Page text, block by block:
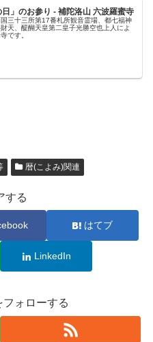
」のお参り - 補陀洛山 六波羅蜜寺
三十三所第17番札所観音霊場、都七福神
天、醍醐天皇第二皇子光勝空也上人によ
です。
暦(こよみ)関連
する
はてブ
LinkedIn
ォローする